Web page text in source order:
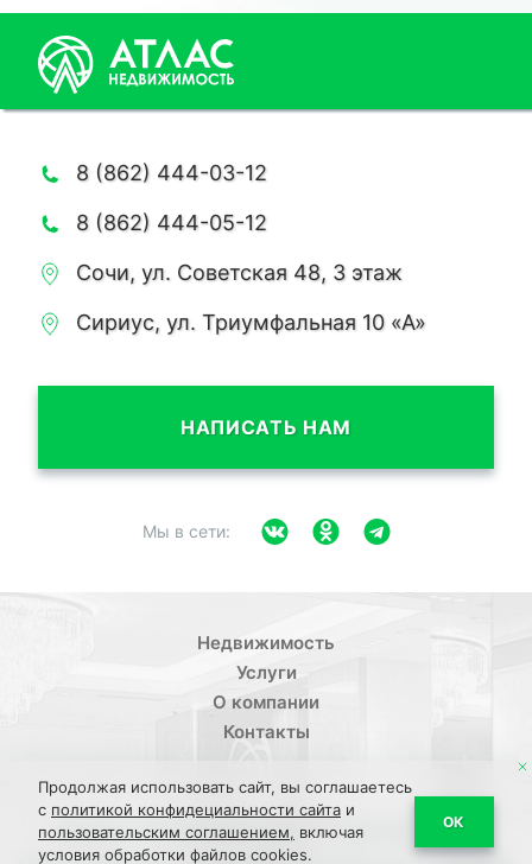
8 (862) 444-03-12
8 (862) 444-05-12
Сочи, ул. Советская 48, 3 этаж
Сириус, ул. Триумфальная 10 «А»
НАПИСАТЬ НАМ
Мы в сети:
Недвижимость
Услуги
О компании
Контакты
Политика конфиденциальности/Пользовательское
Продолжая использовать сайт, вы соглашаетесь
с политикой конфидециальности сайта и
пользовательским соглашением, включая
условия обработки файлов cookies.
ОК